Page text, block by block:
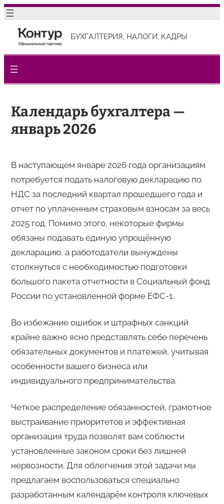
Перейти
содержимому
БУХГАЛТЕРИЯ, НАЛОГИ, КАДРЫ
Календарь бухгалтера —
январь 2026
В наступающем январе 2026 года организациям
потребуется подать налоговую декларацию по
НДС за последний квартал прошедшего года и
отчет по уплаченным страховым взносам за весь
2025 год. Помимо этого, некоторые фирмы
обязаны подавать единую упрощённую
декларацию, а работодатели вынуждены
столкнуться с необходимостью подготовки
большого пакета отчетности в Социальный фонд
России по установленной форме ЕФС-1.
Во избежание ошибок и штрафных санкций
крайне важно ясно представлять себе перечень
обязательных документов и платежей, учитывая
особенности вашего бизнеса или
индивидуального предпринимательства.
Четкое распределение обязанностей, грамотное
выстраивание приоритетов и эффективная
организация труда позволят вам соблюсти
установленные законом сроки без лишней
нервозности. Для облегчения этой задачи мы
предлагаем воспользоваться специально
разработанным календарём контроля ключевых